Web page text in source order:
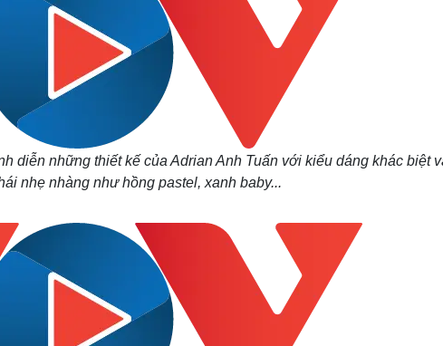
Văn hóa
Sân khấu - Điện ảnh
Văn học
Âm nhạc
Giải trí
Nghệ sĩ
Thời trang
Sao Việt
diễn những thiết kế của Adrian Anh Tuấn với kiểu dáng khác biệt
nhẹ nhàng như hồng pastel, xanh baby...